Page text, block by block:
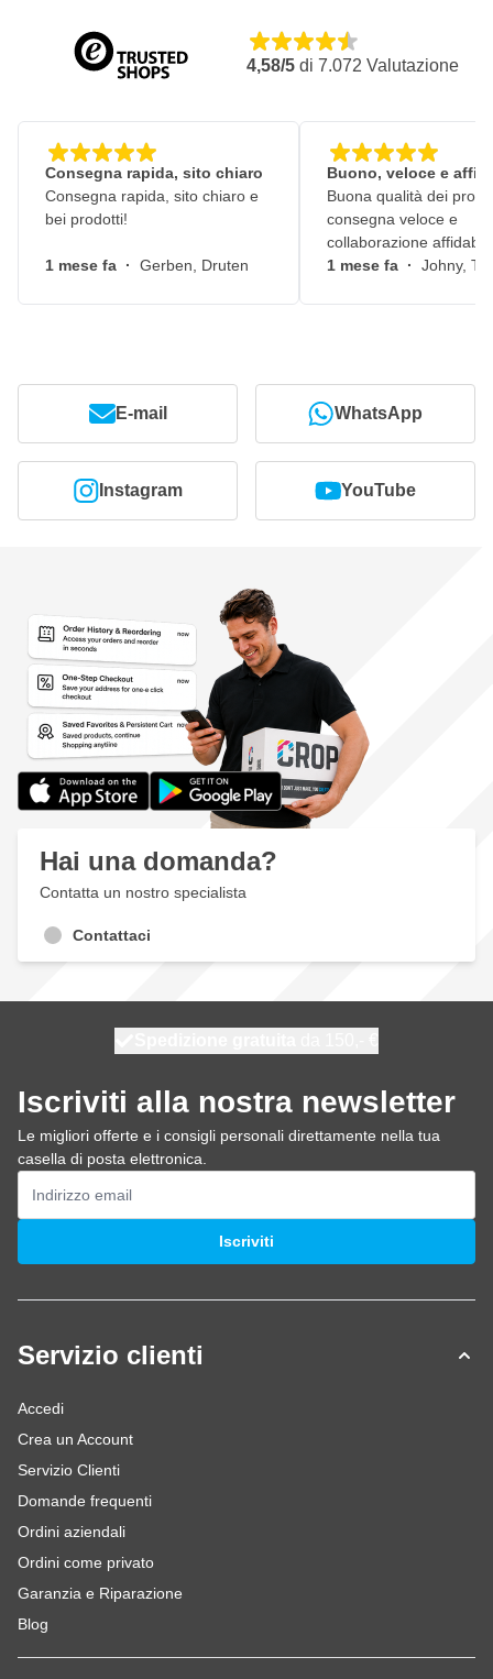
4,58/5 di 7.072 Valutazione
Consegna rapida, sito chiaro
Consegna rapida, sito chiaro e
bei prodotti!
1 mese fa · Gerben, Druten
Buono, veloce e
Buona qualità dei
consegna veloce e
collaborazione
1 mese fa · Johny,
E-mail WhatsApp
Instagram YouTube
Hai una domanda?
Contatta un nostro specialista
Contattaci
Iscriviti alla nostra newsletter
Le migliori offerte e i consigli personali direttamente nella tua
casella di posta elettronica.
Indirizzo email
Iscriviti
Servizio clienti
Accedi
Crea un Account
Servizio Clienti
Domande frequenti
Ordini aziendali
Ordini come privato
Garanzia e Riparazione
Blog